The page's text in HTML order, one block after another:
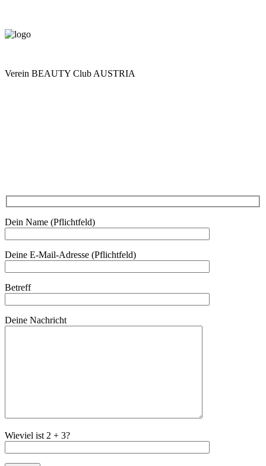
Verein BEAUTY Club AUSTRIA
Dein Name (Pflichtfeld)
Deine E-Mail-Adresse (Pflichtfeld)
Betreff
Deine Nachricht
Wieviel ist 2 + 3?